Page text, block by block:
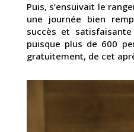
Puis, s’ensuivait le
une journée bien
succès et
puisque plus de 600
gratuitement, de cet